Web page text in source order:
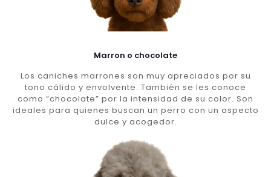
Marron o chocolate
Los caniches marrones son muy apreciados por su
tono cálido y envolvente. También se les conoce
como “chocolate” por la intensidad de su color. Son
ideales para quienes buscan un perro con un aspecto
dulce y acogedor.